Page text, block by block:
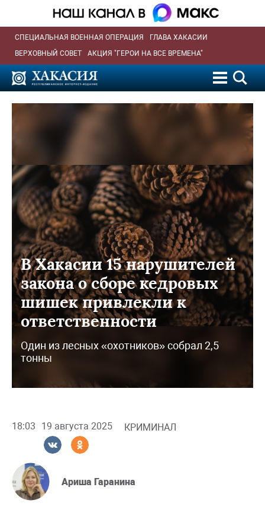
СПЕЦИАЛЬНАЯ ВОЕННАЯ ОПЕРАЦИЯ
ГЛАВА ХАКАСИИ
ВЕРХОВНЫЙ СОВЕТ
АКЦИЯ "ГЕРОИ НА ВСЕ ВРЕМЕНА"
В Хакасии 15 нарушителей
закона о сборе кедровых
шишек привлекли к
ответственности
Один из лесных «охотников» собрал 2,5
тонны
18:03 19 августа 2025 КРИМИНАЛ
Ариша Гаранина